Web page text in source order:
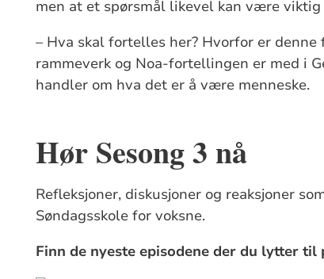
men at et spørsmål likevel kan være
– Hva skal fortelles her? Hvorfor er
rammeverk og Noa-fortellingen er med i
handler om hva det er å være menneske.
Hør Sesong 3 nå
Refleksjoner, diskusjoner og reaksjoner
Søndagsskole for voksne.
Finn de nyeste episodene der du lytter til